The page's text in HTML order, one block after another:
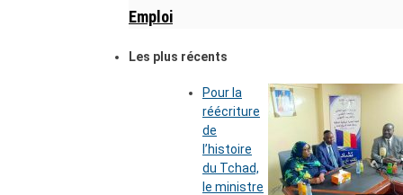
Emploi
Les plus récents
Pour la
réécriture
de
l’histoire
du Tchad,
le ministre